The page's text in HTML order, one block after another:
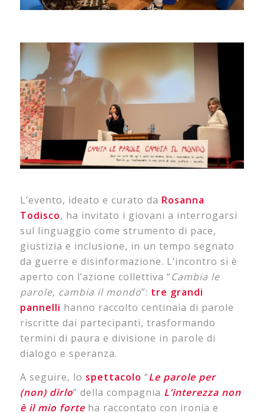
L’evento, ideato e curato da Rosanna
Todisco, ha invitato i giovani a interrogarsi
sul linguaggio come strumento di pace,
giustizia e inclusione, in un tempo segnato
da guerre e disinformazione. L’incontro si è
aperto con l’azione collettiva “Cambia le
parole, cambia il mondo”: tre grandi
pannelli hanno raccolto centinaia di parole
riscritte dai partecipanti, trasformando
termini di paura e divisione in parole di
dialogo e speranza.
A seguire, lo spettacolo “Le parole per
(non) dirlo” della compagnia L’interezza non
è il mio forteha raccontato con ironia e